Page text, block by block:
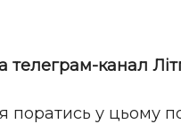
телеграм-канал
поратись у цьому